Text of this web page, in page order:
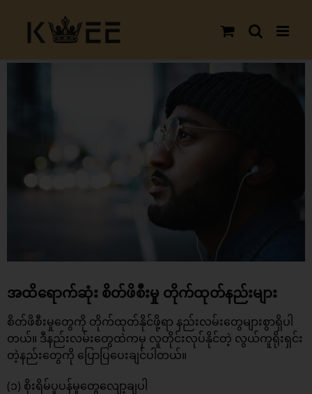
content
အထိရောက်ဆုံး စိတ်ဖိစီးမှု တိုက်ထုတ်နည်းများ
စိတ်ဖိစီးမှုတွေကို တိုက်ထုတ်နိုင်ဖို့ရာ နည်းလမ်းတွေများစွာရှိပါ
တယ်။ ဒီနည်းလမ်းတွေထဲကမှ လူတိုင်းလုပ်နိုင်တဲ့ လွယ်ကူရိုးရှင်း
တဲ့နည်းတွေကို ပြောပြပေးချင်ပါတယ်။
(၁) စိုးရိမ်ပူပန်မှုတွေလျော့ချပါ